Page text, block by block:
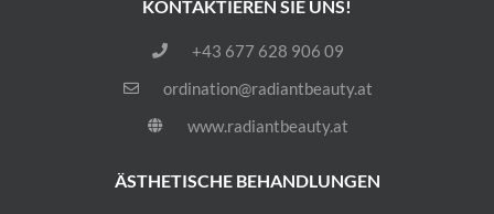
KONTAKTIEREN SIE UNS!
+43 677 628 906 09
ordination@radiantbeauty.at
www.radiantbeauty.at
ÄSTHETISCHE BEHANDLUNGEN